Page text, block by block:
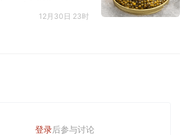
12月30日 23时
登录后参与讨论